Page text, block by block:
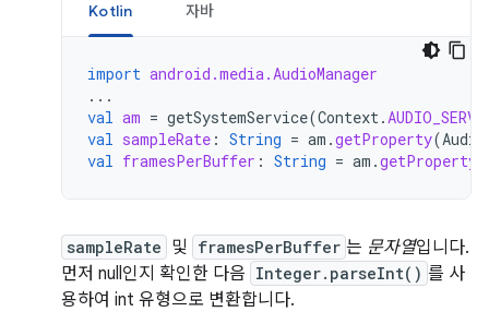
Kotlin 자바
import android.media.AudioManager
...
val am = getSystemService(Context.
val sampleRate : String = am .getProperty(
val framesPerBuffer : String = am .getProperty
sampleRate 및 framesPerBuffer 는 문자열입니다.
먼저 null인지 확인한 다음 Integer.parseInt() 를 사
용하여 int 유형으로 변환합니다.